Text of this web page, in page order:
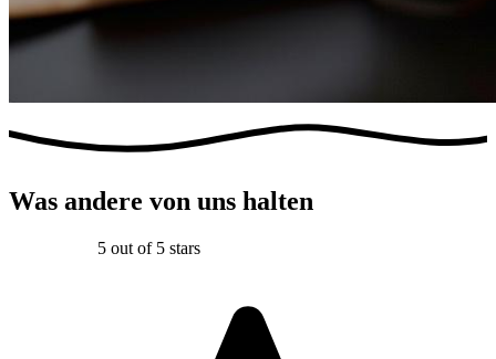
Was andere von uns halten
5 out of 5 stars